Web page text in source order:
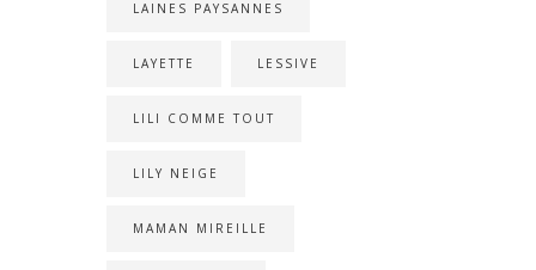
LAINES PAYSANNES
LAYETTE LESSIVE
LILI COMME TOUT
LILY NEIGE
MAMAN MIREILLE